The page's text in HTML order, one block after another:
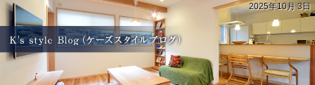
2025年10月 3日